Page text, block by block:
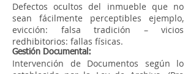
Defectos ocultos del inmueble que no
sean fácilmente perceptibles ejemplo,
evicción: falsa tradición – vicios
redhibitorios: fallas físicas.
Gestión Documental:
Intervención de Documentos según lo